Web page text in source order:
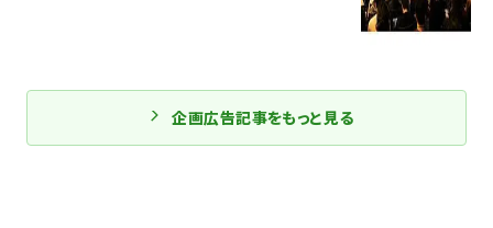
企画広告記事をもっと見る